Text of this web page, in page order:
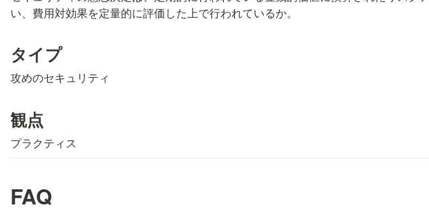
い、費用対効果を定量的に評価した上で行われているか。
タイプ
攻めのセキュリティ
観点
プラクティス
FAQ